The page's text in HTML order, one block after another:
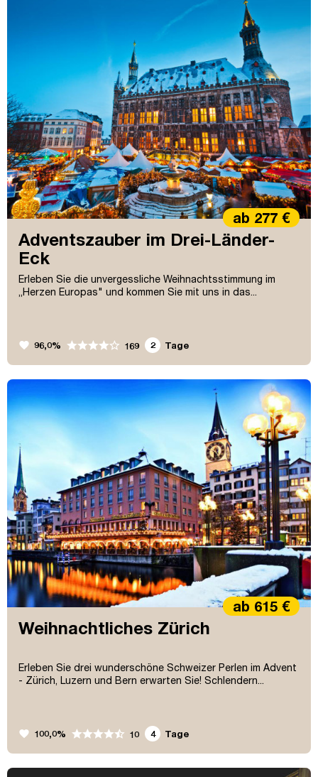
Adventszauber im Drei-Länder-
Eck
Erleben Sie die unvergessliche Weihnachtsstimmung im
„Herzen Europas" und kommen Sie mit uns in das...
ab 277 €
favorite 96,0% 169 2 Tage
Weihnachtliches Zürich
Erleben Sie drei wunderschöne Schweizer Perlen im Advent
- Zürich, Luzern und Bern erwarten Sie! Schlendern...
ab 615 €
favorite 100,0% 10 4 Tage